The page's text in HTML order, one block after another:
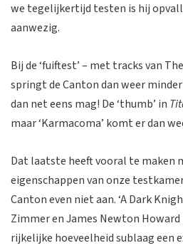
we tegelijkertijd testen is hij
aanwezig.
Bij de ‘fuiftest’ – met tracks van
springt de Canton dan weer
dan net eens mag! De ‘thumb’ in
maar ‘Karmacoma’ komt er dan
Dat laatste heeft vooral te maken
eigenschappen van onze
Canton even niet aan. ‘A Dark
Zimmer en James Newton
rijkelijke hoeveelheid sublaag